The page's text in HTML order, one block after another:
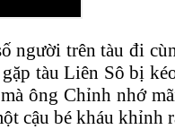
người trên tàu đi
tàu Liên Sô bị
ông Chỉnh nhớ
cậu bé kháu khỉnh